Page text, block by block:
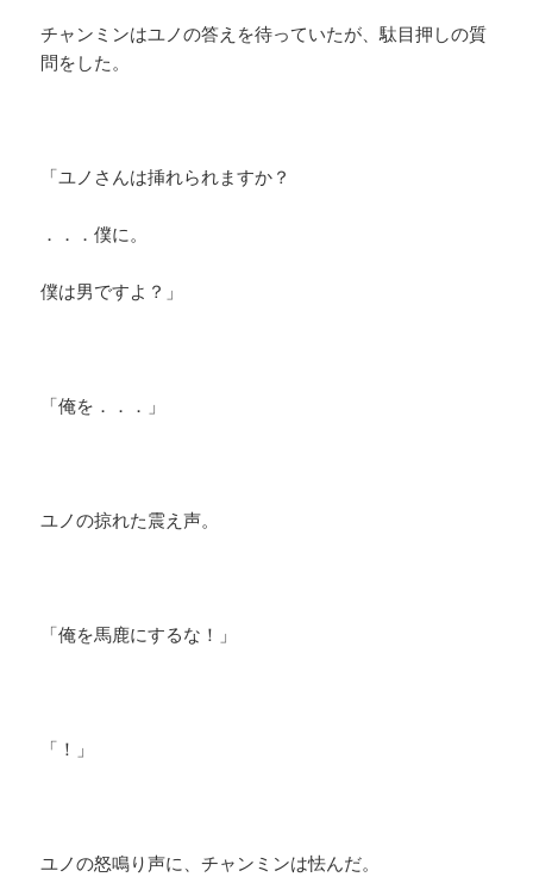
チャンミンはユノの答えを待っていたが、駄目押しの質
問をした。
「ユノさんは挿れられますか？
．．．僕に。
僕は男ですよ？」
「俺を．．．」
ユノの掠れた震え声。
「俺を馬鹿にするな！」
「！」
ユノの怒鳴り声に、チャンミンは怯んだ。